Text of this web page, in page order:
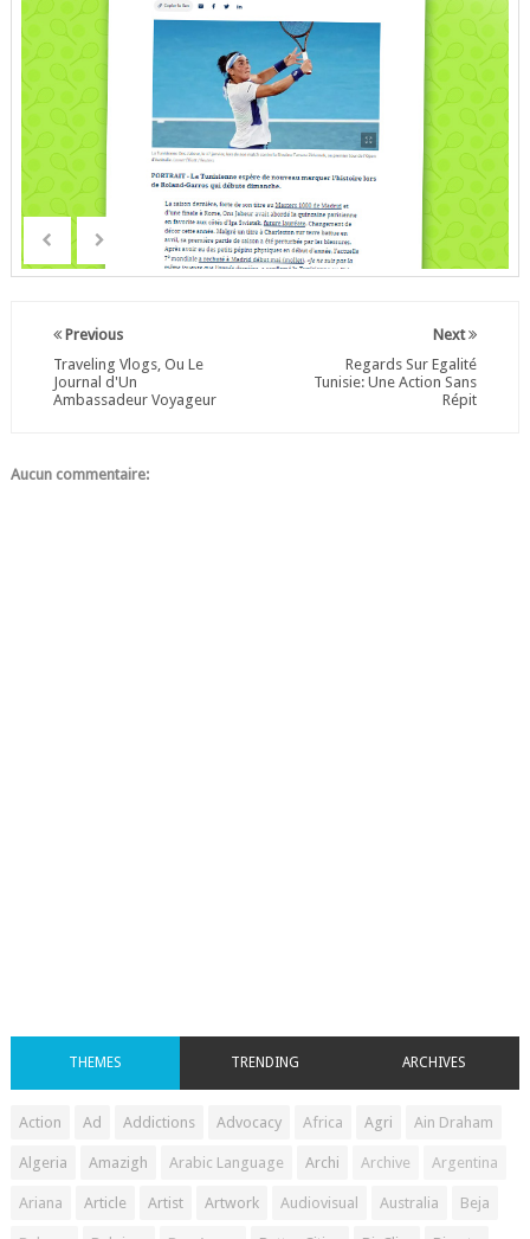
Next
Regards Sur Egalité
Tunisie: Une Action Sans
Répit
Previous
Traveling Vlogs, Ou Le
Journal d'Un
Ambassadeur Voyageur
Aucun commentaire:
THEMES TRENDING ARCHIVES
Action Ad Addictions Advocacy Africa Agri Ain Draham
Algeria Amazigh Arabic Language Archi Archive Argentina
Ariana Article Artist Artwork Audiovisual Australia Beja